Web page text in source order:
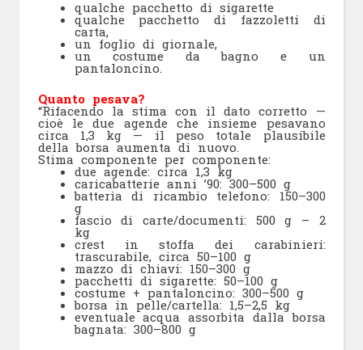
qualche pacchetto di sigarette
qualche pacchetto di fazzoletti di
carta,
un foglio di giornale,
un costume da bagno e un
pantaloncino.
Quanto pesava?
“Rifacendo la stima con il dato corretto —
cioè le due agende che insieme pesavano
circa 1,3 kg — il peso totale plausibile
della borsa aumenta di nuovo.
Stima componente per componente:
due agende: circa 1,3 kg
caricabatterie anni ’90: 300–500 g
batteria di ricambio telefono: 150–300
g
fascio di carte/documenti: 500 g – 2
kg
crest in stoffa dei carabinieri:
trascurabile, circa 50–100 g
mazzo di chiavi: 150–300 g
pacchetti di sigarette: 50–100 g
costume + pantaloncino: 300–500 g
borsa in pelle/cartella: 1,5–2,5 kg
eventuale acqua assorbita dalla borsa
bagnata: 300–800 g